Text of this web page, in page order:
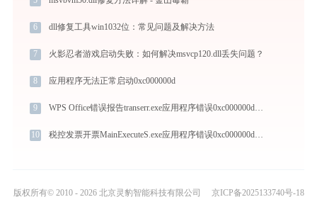
6 dll修复工具win1032位：常见问题及解决方法
7 火影忍者游戏启动失败：如何解决msvcp120.dll丢失问题？
8 应用程序无法正常启动0xc000000d
9 WPS Office错误报告transerr.exe应用程序错误0xc000000d解决方法
10 税控发票开票MainExecuteS.exe应用程序错误0xc000000d解决方法
版权所有© 2010 - 2026 北京灵豹智能科技有限公司 京ICP备2025133740号-18